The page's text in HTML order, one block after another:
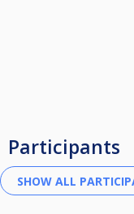
Participants